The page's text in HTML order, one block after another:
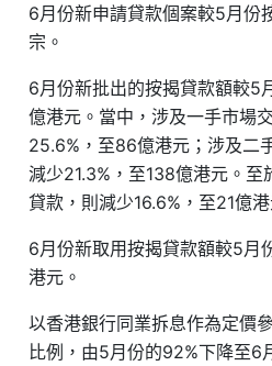
6月份新申請貸款個案較5月份
宗。
6月份新批出的按揭貸款額較5
億港元。當中，涉及一手市場
25.6%，至86億港元；涉及二
減少21.3%，至138億港元。至
貸款，則減少16.6%，至21億港
6月份新取用按揭貸款額較5月
港元。
以香港銀行同業拆息作為定價
比例，由5月份的92%下降至6